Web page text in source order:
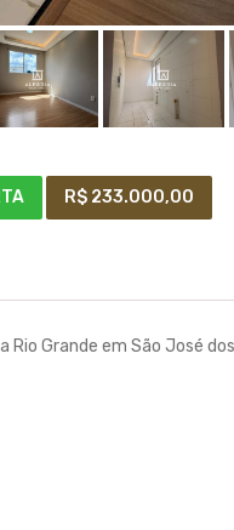
R$ 233.000,00
Grande em São José